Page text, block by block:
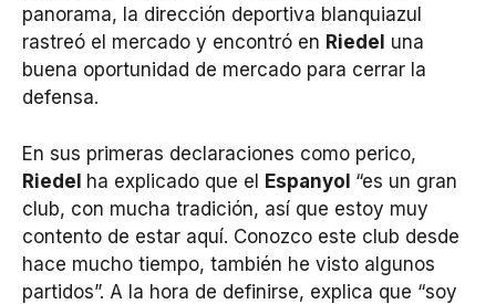
panorama, la dirección deportiva blanquiazul
rastreó el mercado y encontró en Riedel una
buena oportunidad de mercado para cerrar la
defensa.
En sus primeras declaraciones como perico,
Riedel ha explicado que el Espanyol “es un gran
club, con mucha tradición, así que estoy muy
contento de estar aquí. Conozco este club desde
hace mucho tiempo, también he visto algunos
partidos”. A la hora de definirse, explica que “soy